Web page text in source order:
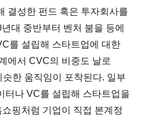
결성한 펀드 혹은 투자회사를
대 중반부터 벤처 붐을 등에
를 설립해 스타트업에 대한
에서 CVC의 비중도 날로
한 움직임이 포착된다. 일부
터나 VC를 설립해 스타트업을
핑처럼 기업이 직접 본계정